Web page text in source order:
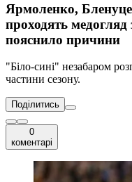
Ярмоленко,
проходять
пояснило причини
"Біло-сині" незабаром
частини сезону.
Поділитись
0
коментарі